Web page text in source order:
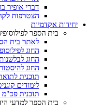
דברי אופיר
הצטרפות
יחידות אקדמיות
בית הספר
לאתר בית
החוג
החוג
החוג
תוכנית
לימודים
תוכנית פכ"מ
בית הספר למדעי